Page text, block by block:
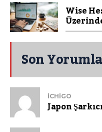
Wise
Son
ICHIGO
Japon